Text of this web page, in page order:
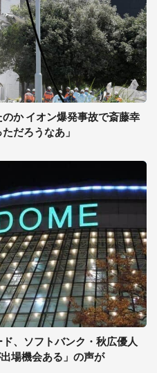
か イオン爆発事故で斎藤幸
だろうなあ」
、ソフトバンク・秋広優人
場機会ある」の声が